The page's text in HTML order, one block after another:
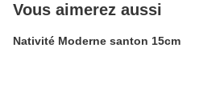
Vous aimerez aussi
Nativité Moderne santon 15cm